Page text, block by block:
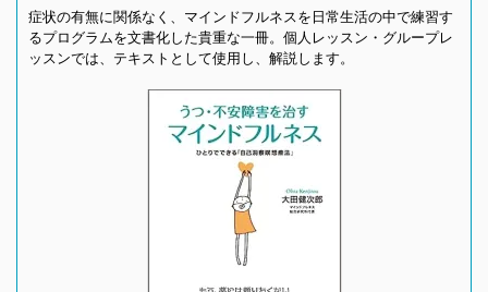
症状の有無に関係なく、マインドフルネスを日常生活の中で練習す
るプログラムを文書化した貴重な一冊。個人レッスン・グループレ
ッスンでは、テキストとして使用し、解説します。